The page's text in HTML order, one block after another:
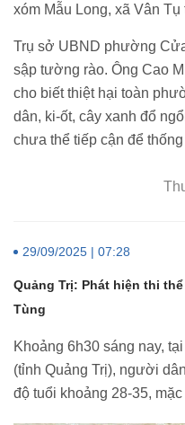
xóm Mẫu Long, xã Vân Tụ
Trụ sở UBND phường
sập tường rào. Ông Cao
cho biết thiệt hại toàn
dân, ki-ốt, cây xanh đổ
chưa thể tiếp cận để
29/09/2025 | 07:28
Quảng Trị: Phát hiện thi
Tùng
Khoảng 6h30 sáng nay,
(tỉnh Quảng Trị), người
độ tuổi khoảng 28-35,